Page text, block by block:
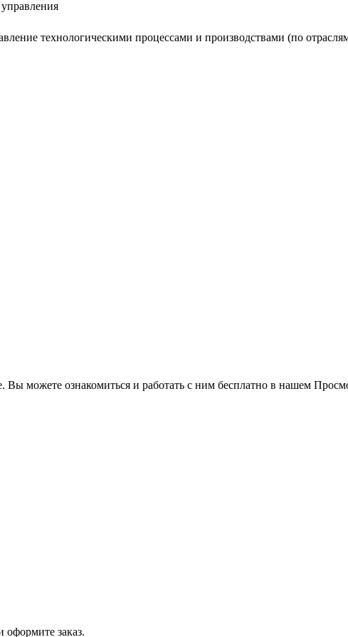
технологическими процессами и производствами (по
Вы можете ознакомиться и работать с ним бесплатно в нашем
оформите заказ.